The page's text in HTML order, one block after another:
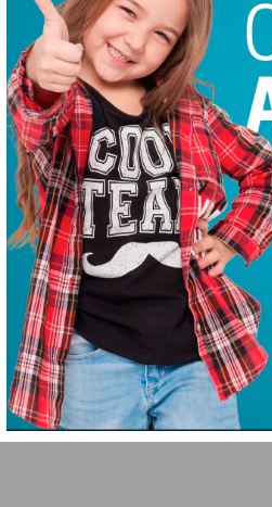
FC Penafiel SAD cria
equipa Sub-23 que
vai ser liderada por
Pedro Barroso
7 DE AGOSTO 2026